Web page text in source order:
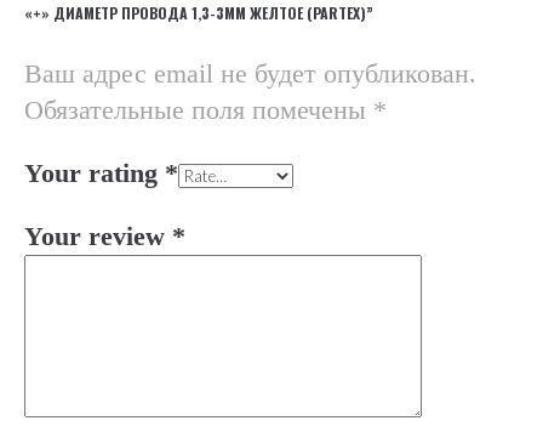
«+» ДИАМЕТР ПРОВОДА 1,3-3ММ ЖЕЛТОЕ (PARTEX)”
Ваш адрес email не будет опубликован.
Обязательные поля помечены *
Your rating *
Your review *